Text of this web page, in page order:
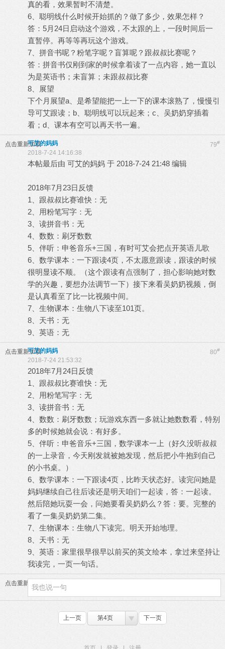
真的看，效果暂时不清楚。
6、聪明线什么时候开始抓的？做了多少，效果怎样？
答：5月24日启动这个游戏，不太跟的上，一段时间后一
直暂停。再等等再玩这个游戏。
7、拼音书呢？粉笔字呢？盲算呢？跟叔叔比赛呢？
答：拼音书仅刚到家的时候拿着读了一点内容，她一直以
为是英语书；未盲算；未跟叔叔比赛
8、展望
下个月展望a、是希望能把一上一下的课本滚熟了，慢慢引
导可艾跟读；b、聪明线可以玩起来；c、吴奶奶穿插着
看；d、课本有空可以再天书一遍。
点击重新加载 79#
可艾的妈妈
2018-7-24 14:16:38
本帖最后由 可艾的妈妈 于 2018-7-24 21:48 编辑
2018年7月23日反馈
1、跟叔叔比赛谁快：无
2、用粉笔写字：无
3、读拼音书：无
4、数数：刷牙数数
5、伴听：申爸音乐+三国，有时可艾会把点开英语儿歌
6、数学课本：一下跟读4页，不太愿意跟读，跟读的时候
很明显读不顺。（这个跟读有点强制了，担心影响她对数
学的兴趣，要想办法调节一下）接下来看吴奶奶视频，倒
是认真看至了比一比视频中间。
7、生物课本：生物八下读至101页。
8、天书：无
9、英语：无
点击重新加载 80#
可艾的妈妈
2018-7-24 21:53:32
2018年7月24日反馈
1、跟叔叔比赛谁快：无
2、用粉笔写字：无
3、读拼音书：无
4、数数：刷牙数数；玩游戏东西一多就让她数数看，特别
多的时候她就会说：有好多。
5、伴听：申爸音乐+三国，数学课本一上（好久没听叔叔
的一上录音，今天刚发就被她发现，然后把小牛抱到自己
的小书桌。）
6、数学课本：一下跟读4页，比昨天状态好。读完问她是
妈妈继续自己往后读还是明天咱们一起读，答：一起读。
然后陪她玩耍一会，问她要看吴奶奶么？答：要。完整的
看了一集吴奶奶第二集。
7、生物课本：生物八下读完。明天开始地理。
8、天书：无
9、英语：家里很早很早以前买的英文绘本，拿过来坚持让
我读完，一页一句话。
点击重新加载
上一页 第4页 下一页